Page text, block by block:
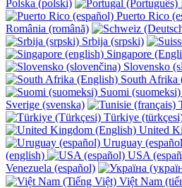
Polska (polski)
Puerto Rico
România (română)
Srbija (srpski)
Singapore
Slovensko
South Afrika
Suomi (suomeksi)
Sverige (svenska)
Türkiye
United
Uruguay
(english)
USA
Venezuela (español)
Việt Nam